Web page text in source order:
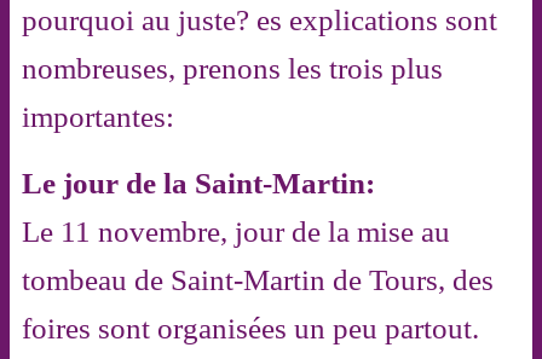
pourquoi au juste? es explications sont
nombreuses, prenons les trois plus
importantes:
Le jour de la Saint-Martin:
Le 11 novembre, jour de la mise au
tombeau de Saint-Martin de Tours, des
foires sont organisées un peu partout.